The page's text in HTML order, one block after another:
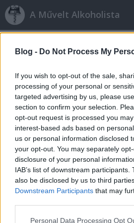
Blog - Do Not Process My
If you wish to opt-out of the sale,
processing of your personal or
targeted advertising by us, please
section to confirm your selection.
opt-out request is processed you
interest-based ads based on
us or personal information disclosed
your opt-out. You may separately
disclosure of your personal
IAB’s list of downstream
also be disclosed by us to third
Downstream Participants that may
Please note that this website/app
Personal Data Processing Opt
A Művelt Alkoholista
A cabernet franc spirituális
Octopus•2012. január 16.
Ha egyszer cabernet franc
ezt a megállót előbb vagy
útba kell, hogy ejtse. A fajta
Loire-völgyről van szó, illetve
fertályáról; itt találjuk Chinon,
Nicolas-de-Bourgueil és…
Júniusi Francia Szem
Az Alkoholisták•2010. július 11.